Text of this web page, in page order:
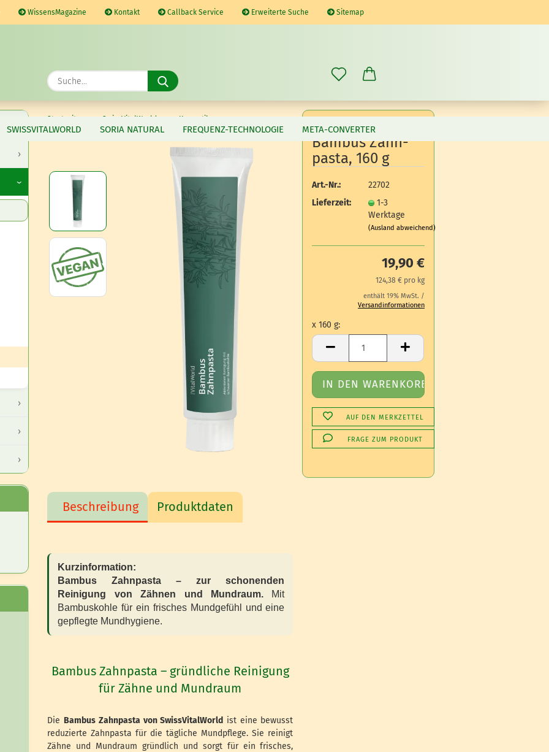
WissensMagazine Kontakt Callback Service Erweiterte Suche Sitemap
Suche...
SWISSVITALWORLD SORIA NATURAL FREQUENZ-TECHNOLOGIE META-CONVERTER
Startseite » SwissVitalWorld » Kosmetik »
Bambus Zahnpasta, 160 g
Bam­bus Zahn­
pas­ta, 160 g
Art.-Nr.:
22702
Lieferzeit:
1-3
Werktage
(Ausland abweichend)
19,90 €
124,38 € pro kg
enthält 19% MwSt. /
Versandinformationen
x 160 g:
x 160 g
AUF DEN MERKZETTEL
FRAGE ZUM PRODUKT
Beschreibung Produktdaten
Kurzinformation:
Bambus Zahnpasta – zur schonenden
Reinigung von Zähnen und Mundraum. Mit
Bambuskohle für ein frisches Mundgefühl und eine
gepflegte Mundhygiene.
Bambus Zahnpasta – gründliche Reinigung
für Zähne und Mundraum
Die Bambus Zahnpasta von SwissVitalWorld ist eine bewusst
reduzierte Zahnpasta für die tägliche Mundpflege. Sie reinigt
Zähne und Mundraum gründlich und sorgt für ein frisches,